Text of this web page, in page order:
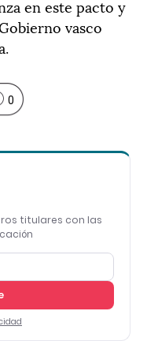
en este pacto y
vasco
0
titulares con las